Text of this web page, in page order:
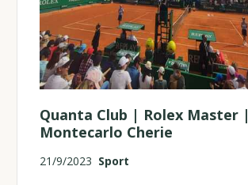
Quanta Club | Rolex Master |
Montecarlo Cherie
21/9/2023 Sport